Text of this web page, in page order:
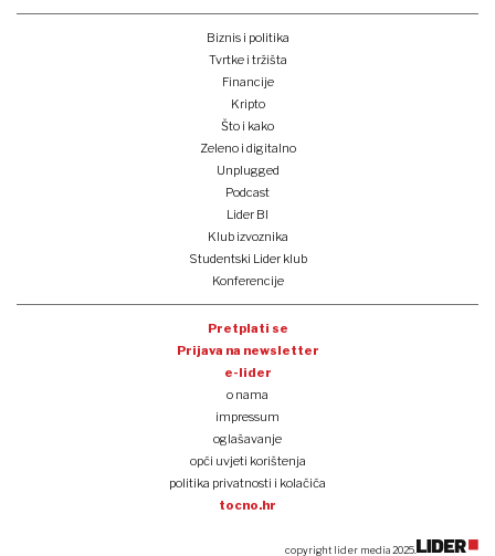
Biznis i politika
Tvrtke i tržišta
Financije
Kripto
Što i kako
Zeleno i digitalno
Unplugged
Podcast
Lider BI
Klub izvoznika
Studentski Lider klub
Konferencije
Pretplati se
Prijava na newsletter
e-lider
o nama
impressum
oglašavanje
opći uvjeti korištenja
politika privatnosti i kolačića
tocno.hr
copyright lider media 2025.